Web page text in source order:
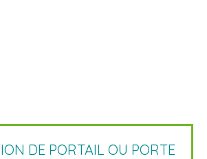
DE PORTAIL OU PORTE